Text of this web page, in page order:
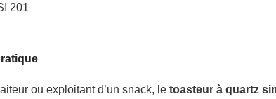
201
ou exploitant d’un snack, le toasteur à quartz